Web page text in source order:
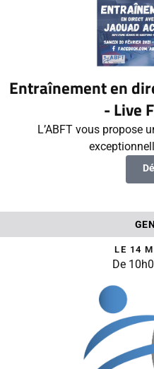
Entraînement en
- Live
L’ABFT vous propose
LE 14
De